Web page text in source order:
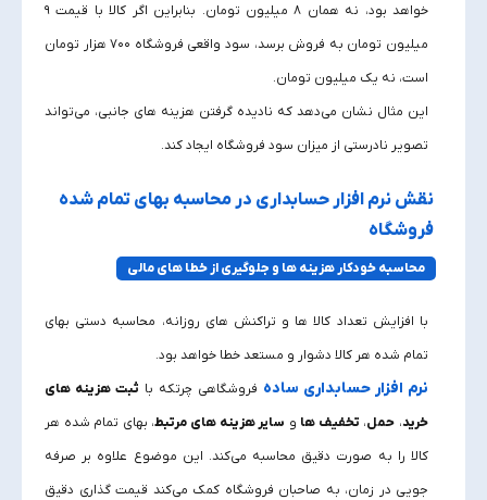
خواهد بود، نه همان ۸ میلیون تومان. بنابراین اگر کالا با قیمت ۹
میلیون تومان به فروش برسد، سود واقعی فروشگاه ۷۰۰ هزار تومان
است، نه یک میلیون تومان.
این مثال نشان می‌دهد که نادیده گرفتن هزینه‌ های جانبی، می‌تواند
تصویر نادرستی از میزان سود فروشگاه ایجاد کند.
نقش نرم‌ افزار حسابداری در محاسبه بهای تمام شده
فروشگاه
محاسبه خودکار هزینه‌ ها و جلوگیری از خطا های مالی
با افزایش تعداد کالا ها و تراکنش‌ های روزانه، محاسبه دستی بهای
تمام شده هر کالا دشوار و مستعد خطا خواهد بود.
نرم‌ افزار حسابداری ساده فروشگاهی چرتکه با ثبت هزینه‌ های
خرید، حمل، تخفیف‌ ها و سایر هزینه‌ های مرتبط، بهای تمام شده هر
کالا را به‌ صورت دقیق محاسبه می‌کند. این موضوع علاوه بر صرفه‌
جویی در زمان، به صاحبان فروشگاه کمک می‌کند قیمت‌ گذاری دقیق‌